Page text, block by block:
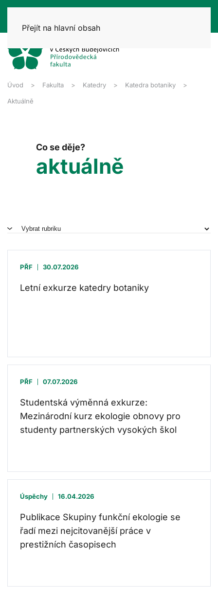
Přejít na hlavní obsah
Úvod Fakulta Katedry Katedra botaniky
Aktuálně
Co se děje?
aktuálně
PŘF 30.07.2026
Letní exkurze katedry botaniky
PŘF 07.07.2026
Studentská výměnná exkurze:
Mezinárodní kurz ekologie obnovy pro
studenty partnerských vysokých škol
Úspěchy 16.04.2026
Publikace Skupiny funkční ekologie se
řadí mezi nejcitovanější práce v
prestižních časopisech